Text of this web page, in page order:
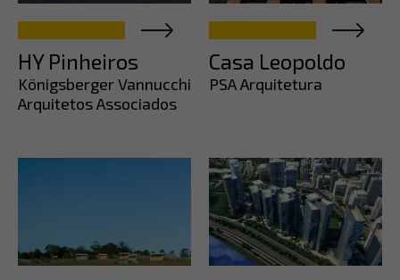
HY Pinheiros
Königsberger Vannucchi
Arquitetos Associados
Casa Leopoldo
PSA Arquitetura